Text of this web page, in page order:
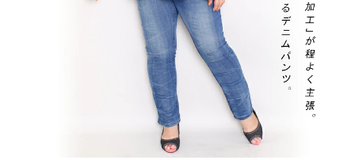
足が綺麗に見えます。丈もちょうどよくて、膝下がすっ